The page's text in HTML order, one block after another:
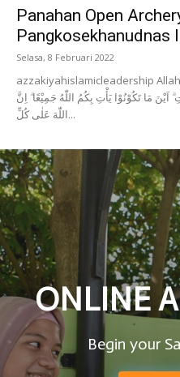
Panahan Open
Pangkosekhanudnas
Selasa, 8 Februari 2022
azzakiyahislamicleadership
اَيْنَ مَا تَكُوْنُوْا يَأْتِ بِكُمُ اللّٰهُ جَمِيْعًا ۗ اِنَّ
اللّٰهَ عَلٰى كُلِّ...
ONLINE
Begin your